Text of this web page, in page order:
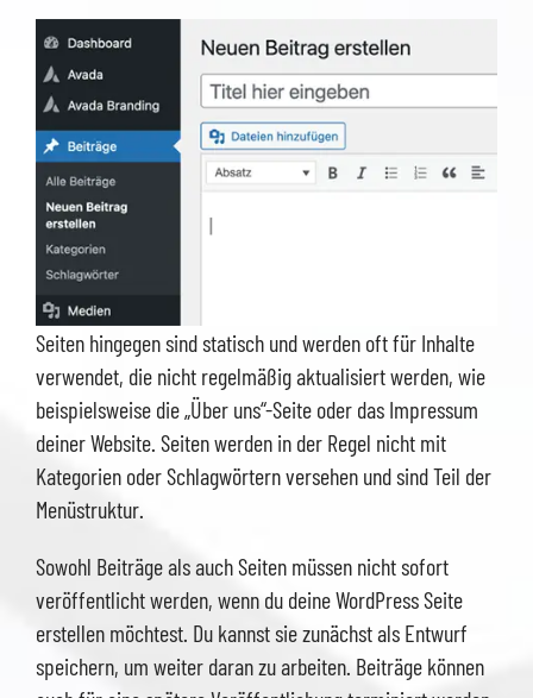
Seiten hingegen sind statisch und werden oft für Inhalte
verwendet, die nicht regelmäßig aktualisiert werden, wie
beispielsweise die „Über uns“-Seite oder das Impressum
deiner Website. Seiten werden in der Regel nicht mit
Kategorien oder Schlagwörtern versehen und sind Teil der
Menüstruktur.
Sowohl Beiträge als auch Seiten müssen nicht sofort
veröffentlicht werden, wenn du deine WordPress Seite
erstellen möchtest. Du kannst sie zunächst als Entwurf
speichern, um weiter daran zu arbeiten. Beiträge können